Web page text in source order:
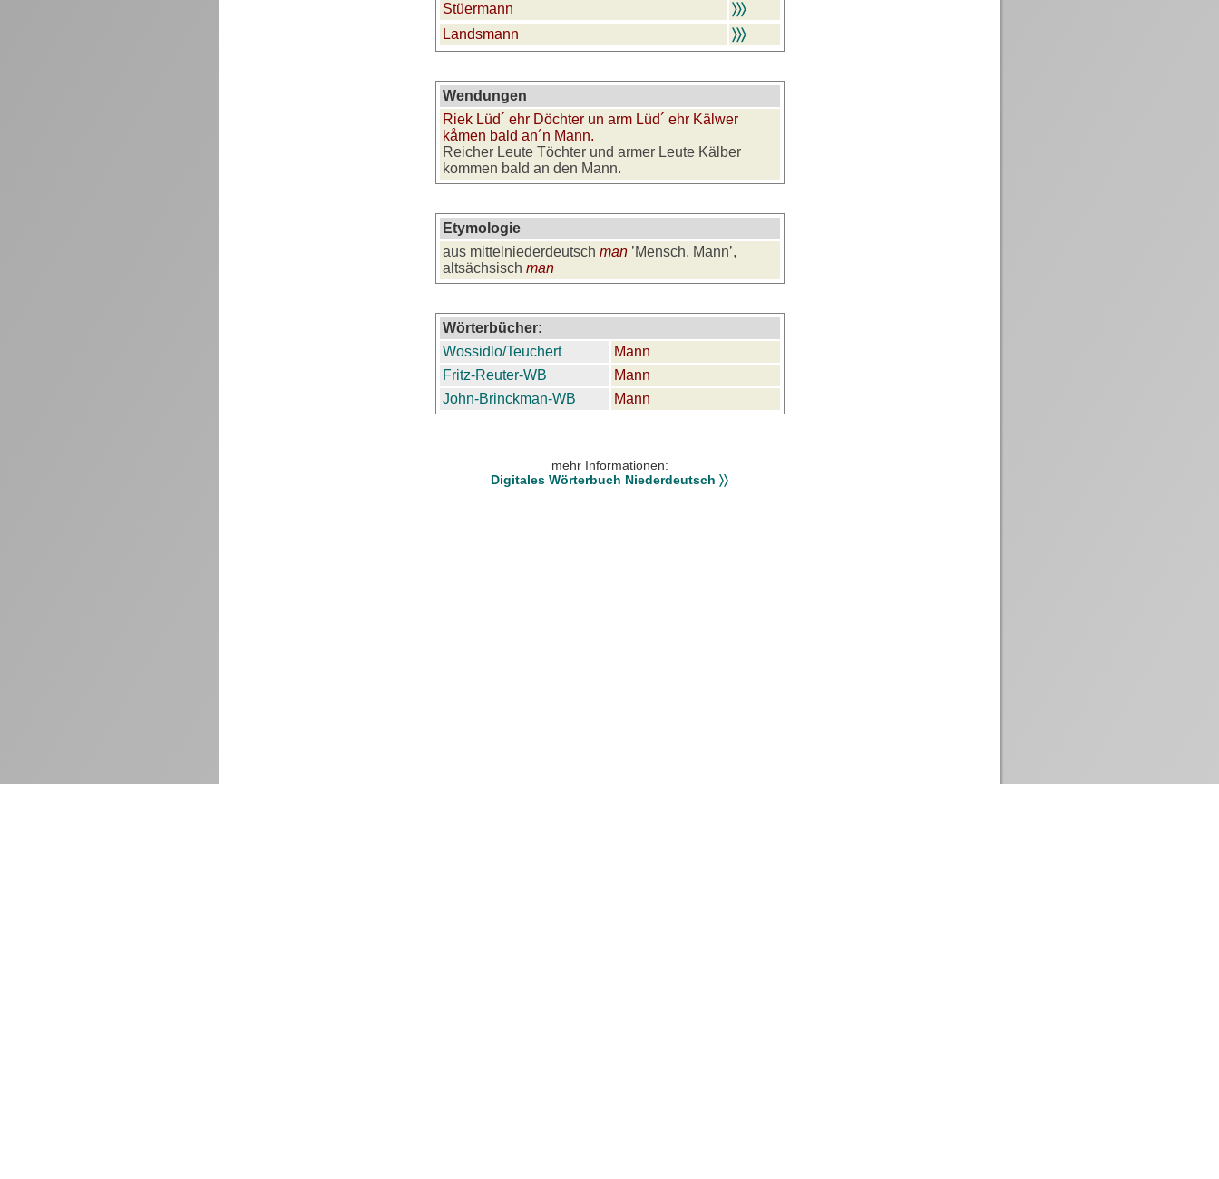
Stüermann
〉〉〉
Landsmann
〉〉〉
Wendungen
Riek Lüd´ ehr Döchter un arm Lüd´ ehr Kälwer
kåmen bald an´n Mann.
Reicher Leute Töchter und armer Leute Kälber
kommen bald an den Mann.
Etymologie
aus mittelniederdeutsch man’Mensch, Mann’,
altsächsisch man
Wörterbücher:
Wossidlo/Teuchert
Mann
Fritz-Reuter-WB
Mann
John-Brinckman-WB
Mann
mehr Informationen:
Digitales Wörterbuch Niederdeutsch 〉〉